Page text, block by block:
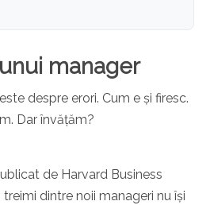
manager
despre erori. Cum e și firesc.
Dar învățăm?
de Harvard Business
dintre noii manageri nu își